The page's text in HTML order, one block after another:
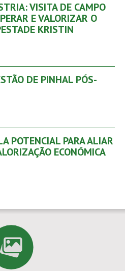
VISITA DE CAMPO
E VALORIZAR O
KRISTIN
DE PINHAL PÓS-
POTENCIAL PARA ALIAR
ECONÓMICA